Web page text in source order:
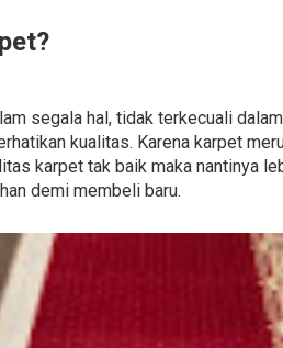
segala hal, tidak terkecuali
kualitas. Karena karpet
karpet tak baik maka nantinya
demi membeli baru.